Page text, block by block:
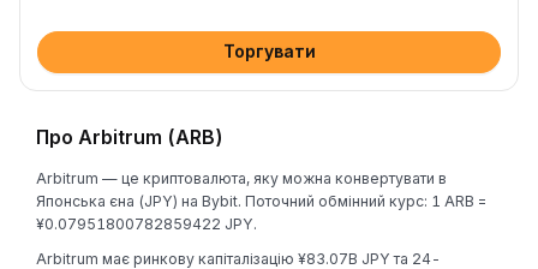
Торгувати
Про Arbitrum (ARB)
Arbitrum — це криптовалюта, яку можна конвертувати в
Японська єна (JPY) на Bybit. Поточний обмінний курс: 1 ARB =
¥0.07951800782859422 JPY.
Arbitrum має ринкову капіталізацію ¥83.07B JPY та 24-